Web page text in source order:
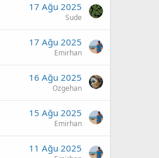
17 Ağu 2025
Sude
17 Ağu 2025
Emirhan
16 Ağu 2025
Ozgehan
15 Ağu 2025
Emirhan
11 Ağu 2025